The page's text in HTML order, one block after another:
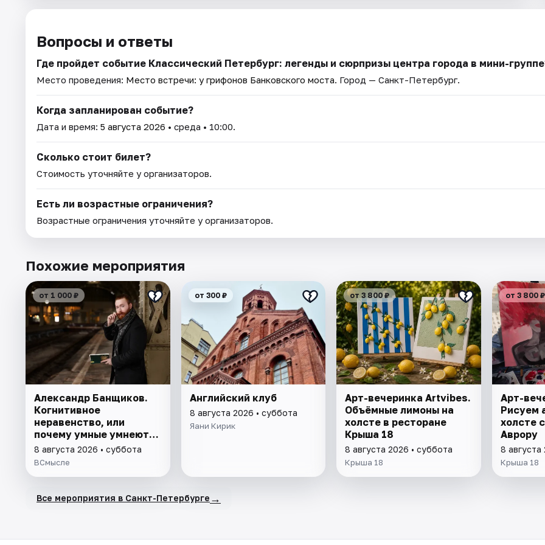
Вопросы и ответы
Где пройдет событие Классический Петербург: легенды и сюрпризы центра города в мини-
Место проведения: Место встречи: у грифонов Банковского моста. Город — Санкт-Петербург.
Когда запланирован событие?
Дата и время: 5 августа 2026 • среда • 10:00.
Сколько стоит билет?
Стоимость уточняйте у организаторов.
Есть ли возрастные ограничения?
Возрастные ограничения уточняйте у организаторов.
Похожие мероприятия
от 1 000 ₽
Александр Банщиков.
Когнитивное
неравенство, или
почему умные умнеют, а
глупые глупеют
8 августа 2026 • суббота
ВСмысле
от 300 ₽
Английский клуб
8 августа 2026 • суббота
Яани Кирик
от 3 800 ₽
Арт-вечеринка Artvibes.
Объёмные лимоны на
холсте в ресторане
Крыша 18
8 августа 2026 • суббота
Крыша 18
от 3 800 ₽
Арт-
Рисуем
холсте
Аврору
8 августа
Крыша 18
Все мероприятия в Санкт-Петербурге →